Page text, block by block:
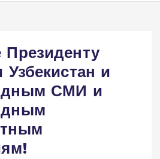
Узбекистан и
СМИ и